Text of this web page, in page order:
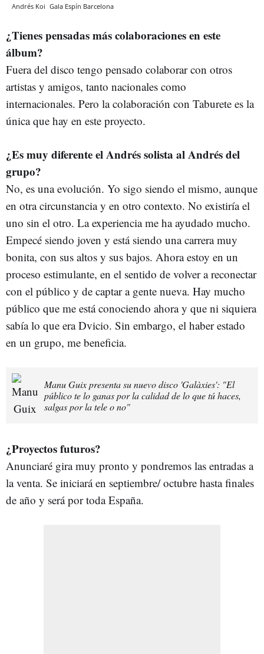
Andrés Koi Gala Espín Barcelona
¿Tienes pensadas más colaboraciones en este
álbum?
Fuera del disco tengo pensado colaborar con otros
artistas y amigos, tanto nacionales como
internacionales. Pero la colaboración con Taburete es la
única que hay en este proyecto.
¿Es muy diferente el Andrés solista al Andrés del
grupo?
No, es una evolución. Yo sigo siendo el mismo, aunque
en otra circunstancia y en otro contexto. No existiría el
uno sin el otro. La experiencia me ha ayudado mucho.
Empecé siendo joven y está siendo una carrera muy
bonita, con sus altos y sus bajos. Ahora estoy en un
proceso estimulante, en el sentido de volver a reconectar
con el público y de captar a gente nueva. Hay mucho
público que me está conociendo ahora y que ni siquiera
sabía lo que era Dvicio. Sin embargo, el haber estado
en un grupo, me beneficia.
Manu Guix presenta su nuevo disco 'Galàxies': "El
público te lo ganas por la calidad de lo que tú haces,
salgas por la tele o no"
¿Proyectos futuros?
Anunciaré gira muy pronto y pondremos las entradas a
la venta. Se iniciará en septiembre/ octubre hasta finales
de año y será por toda España.